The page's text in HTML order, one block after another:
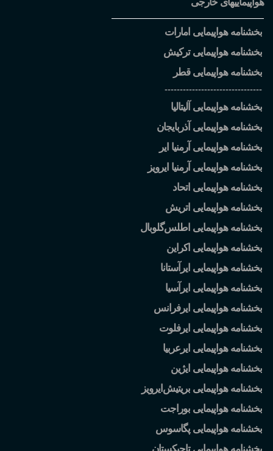
بخشنامه هواپیمایی امارات
بخشنامه هواپیمایی ترکیش
بخشنامه هواپیمایی قطر
--------------------------------
بخشنامه هواپیمایی آلیتالیا
بخشنامه هواپیمایی آذربایجان
بخشنامه هواپیمایی آرمنیا ایر
بخشنامه هواپیمایی آرمنیا ایرویز
بخشنامه هواپیمایی اتحاد
بخشنامه هواپیمایی اتریش
بخشنامه هواپیمایی اطلسگلوبال
بخشنامه هواپیمایی اکراین
بخشنامه هواپیمایی ایرآستانا
بخشنامه هواپیمایی ایرآسیا
بخشنامه هواپیمایی ایرفرانس
بخشنامه هواپیمایی ایرفلوت
بخشنامه هواپیمایی ایرعربیا
بخشنامه هواپیمایی ایژین
بخشنامه هواپیمایی بریتیش ایرویز
بخشنامه هواپیمایی بوراجت
بخشنامه هواپیمایی پگاسوس
بخشنامه هواپیمایی تاجیکستان